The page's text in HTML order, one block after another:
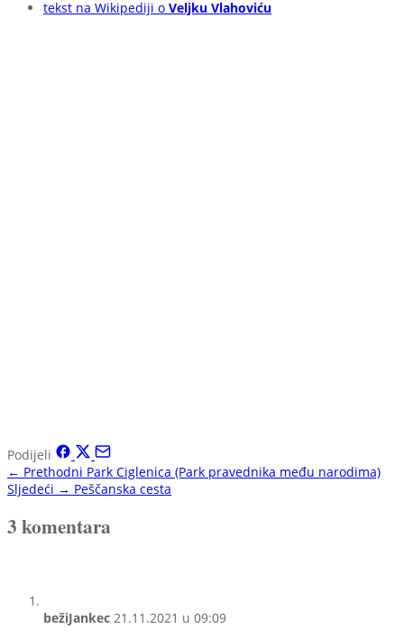
tekst na Wikipediji o Veljku Vlahoviću
Podijeli
← Prethodni Park Ciglenica (Park pravednika među narodima)
Sljedeći → Peščanska cesta
3 komentara
bežiJankec 21.11.2021 u 09:09